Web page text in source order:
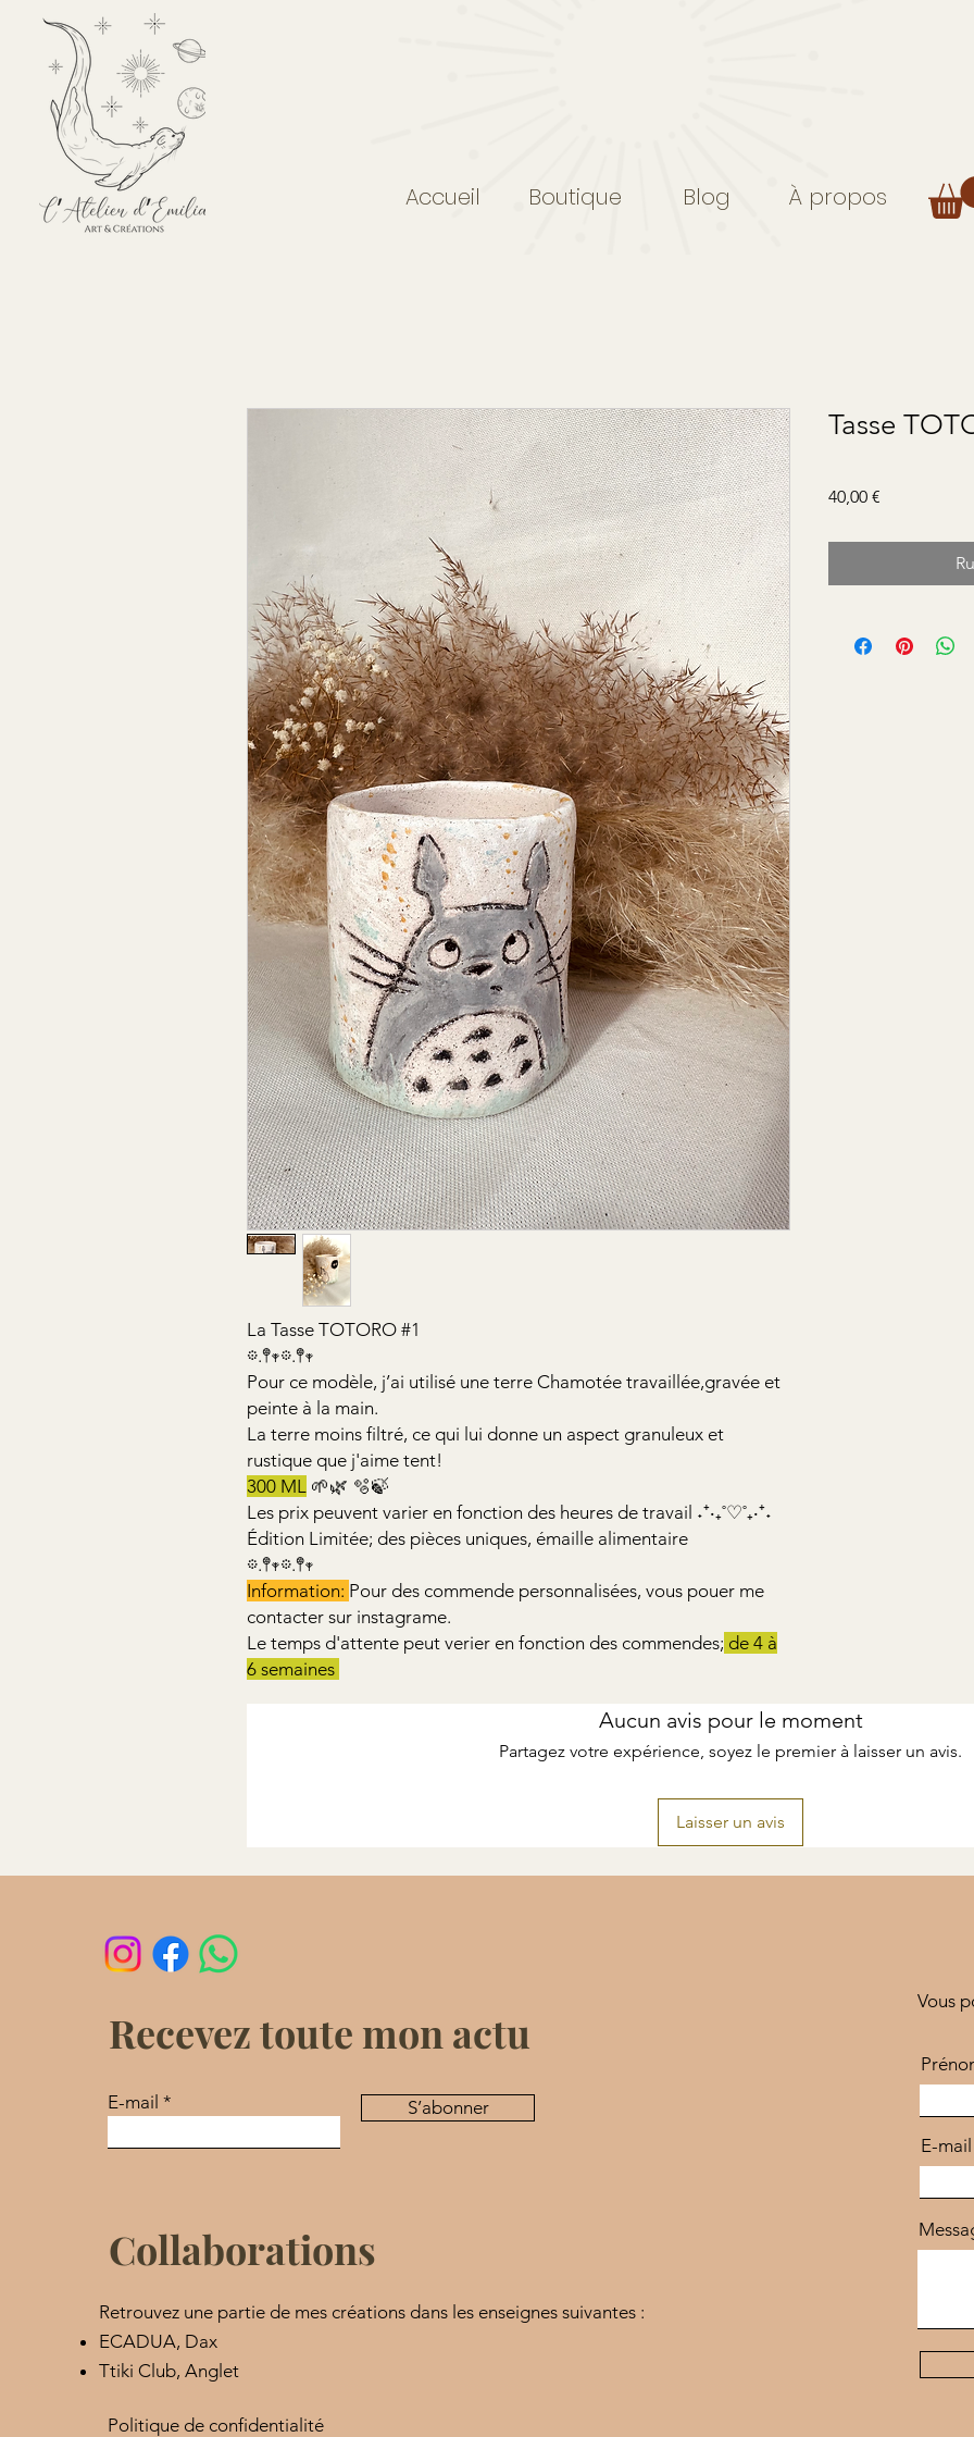
Accueil Boutique Blog À propos
La Tasse TOTORO #1
𖡼.𖤣𖥧𖡼.𖤣𖥧
Pour ce modèle, j’ai utilisé une terre Chamotée travaillée,gravée et
peinte à la main.
La terre moins filtré, ce qui lui donne un aspect granuleux et
rustique que j'aime tent!
300 ML 🌱🌿 🫧🍃
Les prix peuvent varier en fonction des heures de travail ˖⁺‧₊˚♡˚₊‧⁺˖
Édition Limitée; des pièces uniques, émaille alimentaire
𖡼.𖤣𖥧𖡼.𖤣𖥧
Information: Pour des commende personnalisées, vous pouer me
contacter sur instagrame.
Le temps d'attente peut verier en fonction des commendes; de 4 à
6 semaines
Tasse
40,00 €
Aucun avis pour le moment
Partagez votre expérience, soyez le premier à laisser un avis.
Laisser un avis
Recevez toute mon actu
E-mail S’abonner
Collaborations
Retrouvez une partie de mes créations dans les enseignes suivantes :
​ECADUA, Dax
Ttiki Club, Anglet
Politique de confidentialité
Vous
E-mail